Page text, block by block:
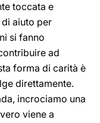
toccata e
aiuto per
si fanno
ad
forma di carità è
direttamente.
incrociamo una
viene a